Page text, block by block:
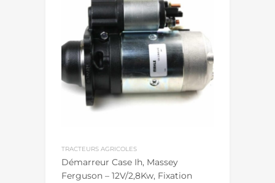
TRACTEURS AGRICOLES
Démarreur Case Ih, Massey
Ferguson – 12V/2,8Kw, Fixation